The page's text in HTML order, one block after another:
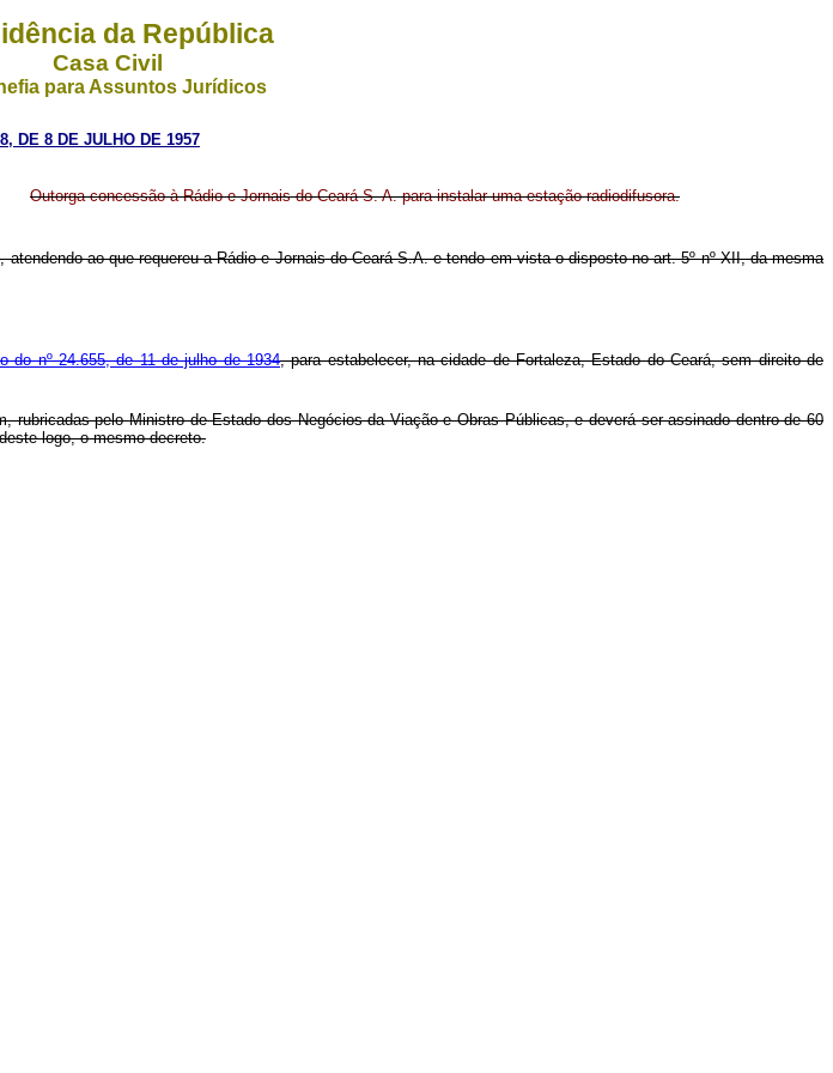
da República
Casa Civil
para Assuntos Jurídicos
DE 8 DE JULHO DE 1957
Outorga concessão à Rádio e Jornais do Ceará S. A. para instalar uma estação radiodifusora.
ao que requereu a Rádio e Jornais do Ceará S.A. e tendo em vista o disposto no art. 5º nº XII, da mesma
do nº 24.655, de 11 de julho de 1934, para estabelecer, na cidade de Fortaleza, Estado do Ceará, sem direito de
pelo Ministro de Estado dos Negócios da Viação e Obras Públicas, e deverá ser assinado dentro de 60
logo, o mesmo decreto.